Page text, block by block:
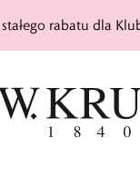
rabatu dla